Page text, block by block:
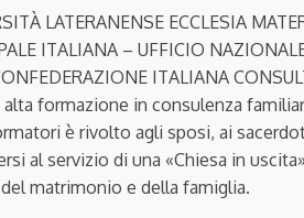
LATERANENSE ECCLESIA
ITALIANA – UFFICIO
ITALIANA
formazione in consulenza
è rivolto agli sposi, ai
al servizio di una «Chiesa in
matrimonio e della famiglia.